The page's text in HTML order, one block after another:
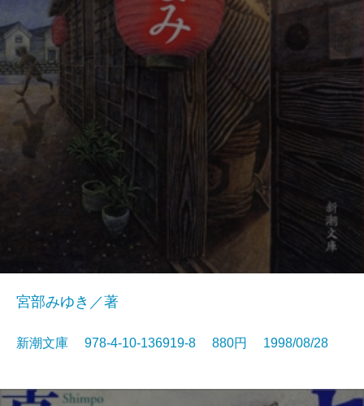
宮部みゆき／著
新潮文庫 978-4-10-136919-8 880円 1998/08/28